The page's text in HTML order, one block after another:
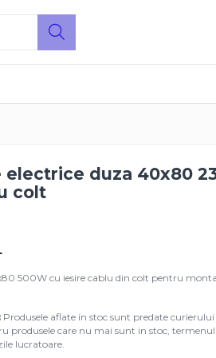
electrice duza 40x80
colt
500W cu iesire cablu din colt pentru
Produsele aflate in stoc sunt predate
produsele care nu mai sunt in stoc,
lucratoare.